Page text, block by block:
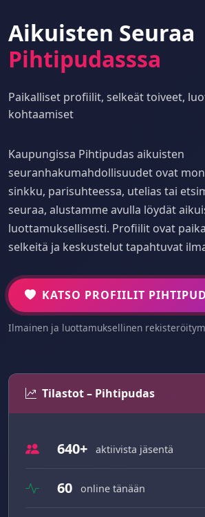
Aikuisten Seuraa
Pihtipudasssa
Paikalliset profiilit, selkeät toiveet,
kohtaamiset
Kaupungissa Pihtipudas aikuisten
seuranhakumahdollisuudet ovat
sinkku, parisuhteessa, utelias tai
seuraa, alustamme avulla löydät
luottamuksellisesti. Profiilit ovat
selkeitä ja keskustelut tapahtuvat
KATSO PROFIILIT
Ilmainen ja luottamuksellinen
Tilastot – Pihtipudas
640+ aktiivista jäsentä
60 online tänään